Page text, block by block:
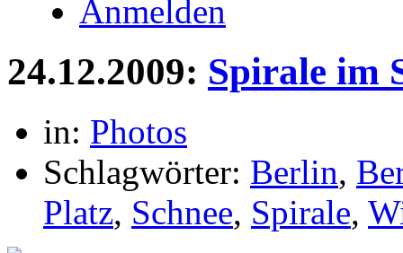
Anmelden
24.12.2009: Spirale im
in: Photos
Schlagwörter: Berlin,
Platz, Schnee, Spirale,